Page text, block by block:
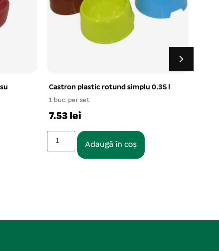
l
Carabiniera pompieri cu clapeta
6×60 mm
10 buc. per set
4.37 lei